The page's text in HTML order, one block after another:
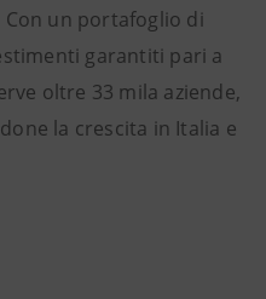
Con un portafoglio di
garantiti pari a
oltre 33 mila aziende,
la crescita in Italia e